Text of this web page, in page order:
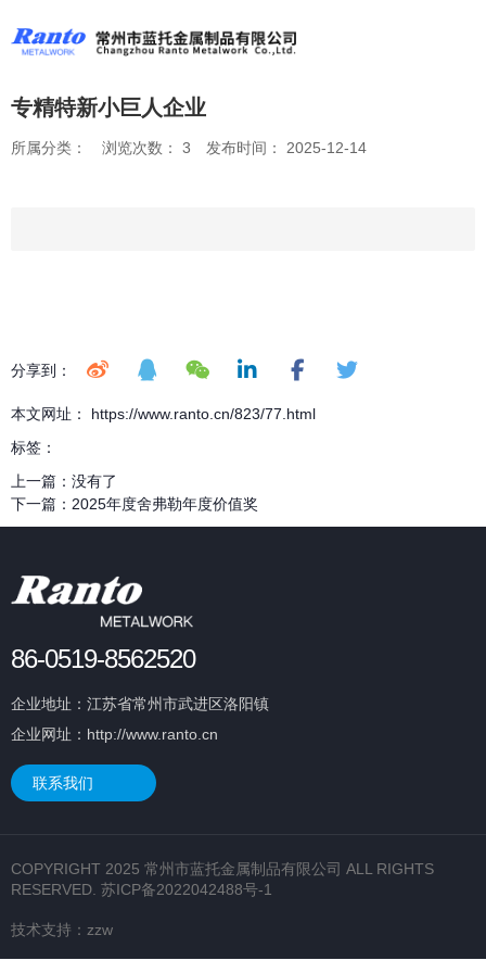
专精特新小巨人企业
所属分类： 浏览次数： 3 发布时间： 2025-12-14
分享到：
本文网址： https://www.ranto.cn/823/77.html
标签：
上一篇： 没有了
下一篇： 2025年度舍弗勒年度价值奖
86-0519-8562520
企业地址：江苏省常州市武进区洛阳镇
企业网址：http://www.ranto.cn
联系我们
COPYRIGHT 2025 常州市蓝托金属制品有限公司 ALL RIGHTS
RESERVED. 苏ICP备2022042488号-1
技术支持： zzw